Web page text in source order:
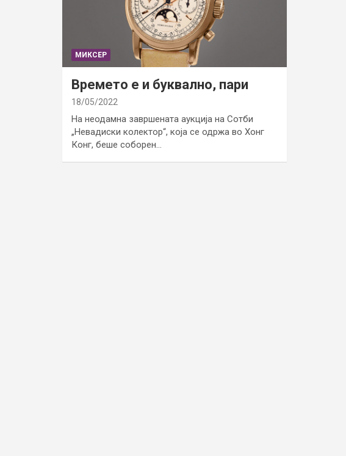
МИКСЕР
Времето е и буквално, пари
18/05/2022
На неодамна завршената аукција на Сотби
„Невадиски колектор“, која се одржа во Хонг
Конг, беше соборен…